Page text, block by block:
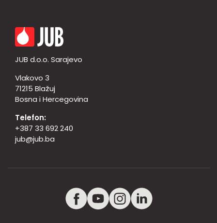
JUB d.o.o. Sarajevo
Vlakovo 3
71215 Blažuj
Bosna i Hercegovina
Telefon:
+387 33 692 240
jub@jub.ba